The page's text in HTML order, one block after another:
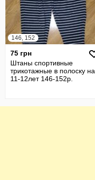
146, 152
75 грн
Штаны спортивные
трикотажные в полоску на
11-12лет 146-152р.